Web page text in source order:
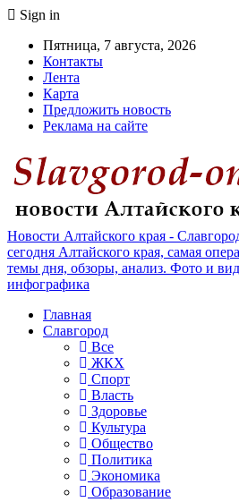
Sign in
Пятница, 7 августа, 2026
Контакты
Лента
Карта
Предложить новость
Реклама на сайте
Новости Алтайского края -
сегодня Алтайского края, самая
темы дня, обзоры, анализ. Фото и
инфографика
Главная
Славгород
Все
ЖКХ
Спорт
Власть
Здоровье
Культура
Общество
Политика
Экономика
Образование